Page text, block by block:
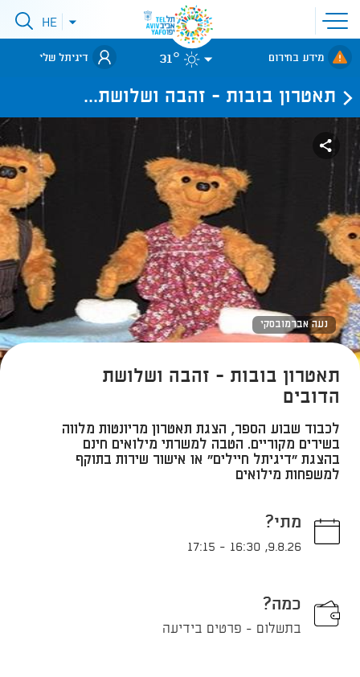
פתיחת
תפריט
אתר
לאתר עיריית
תל-אביב
פתיחתHE
מידע בחירום 31° דיגיתל שלי
תאטרון בובות - זהבה ושלושת...
נעה אברמובסקי
תאטרון בובות - זהבה ושלושת
הדובים
לכבוד שבוע הספר, הצגת תאטרון מריונטות מלווה
בשירים מקוריים. הטבה למשרתי מילואים חינם
בהצגת "דיגיתל חיילים" או אישור שירות בתוקף
למשפחות מילואים
מתי?
9.8.26
,
16:30
-
17:15
כמה?
בתשלום - פרטים בידיעה